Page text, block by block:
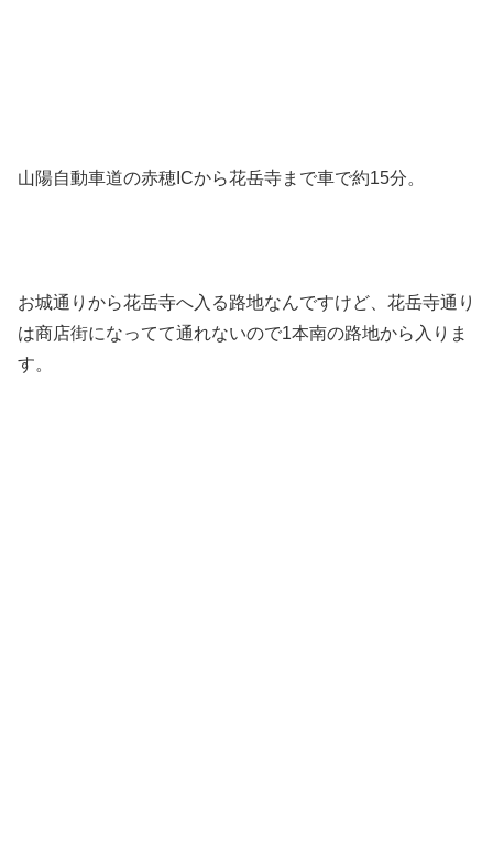
山陽自動車道の赤穂ICから花岳寺まで車で約15分。
お城通りから花岳寺へ入る路地なんですけど、花岳寺通り
は商店街になってて通れないので1本南の路地から入りま
す。